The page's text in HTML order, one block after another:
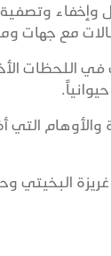
وإخفاء
مع
اللحظات
والأوهام
البخيتي